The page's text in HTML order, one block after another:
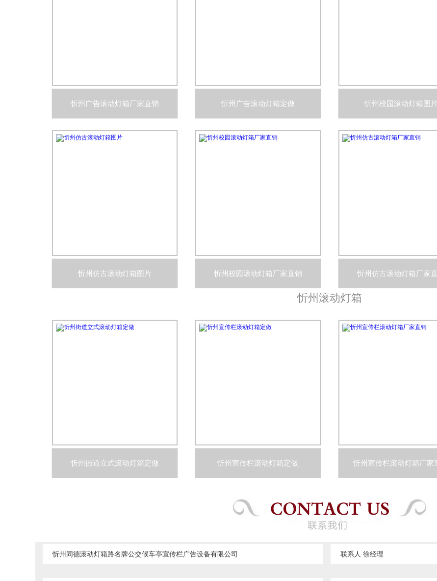
忻州广告滚动灯箱厂家直销 忻州广告滚动灯箱定做 忻州校园滚动灯箱图片
忻州仿古滚动灯箱图片 忻州校园滚动灯箱厂家直销 忻州仿古滚动灯箱厂家
忻州滚动灯箱
忻州街道立式滚动灯箱定做 忻州宣传栏滚动灯箱定做 忻州宣传栏滚动灯箱厂家
忻州同德滚动灯箱路名牌公交候车亭宣传栏广告设备有限公司 联系人 徐经理